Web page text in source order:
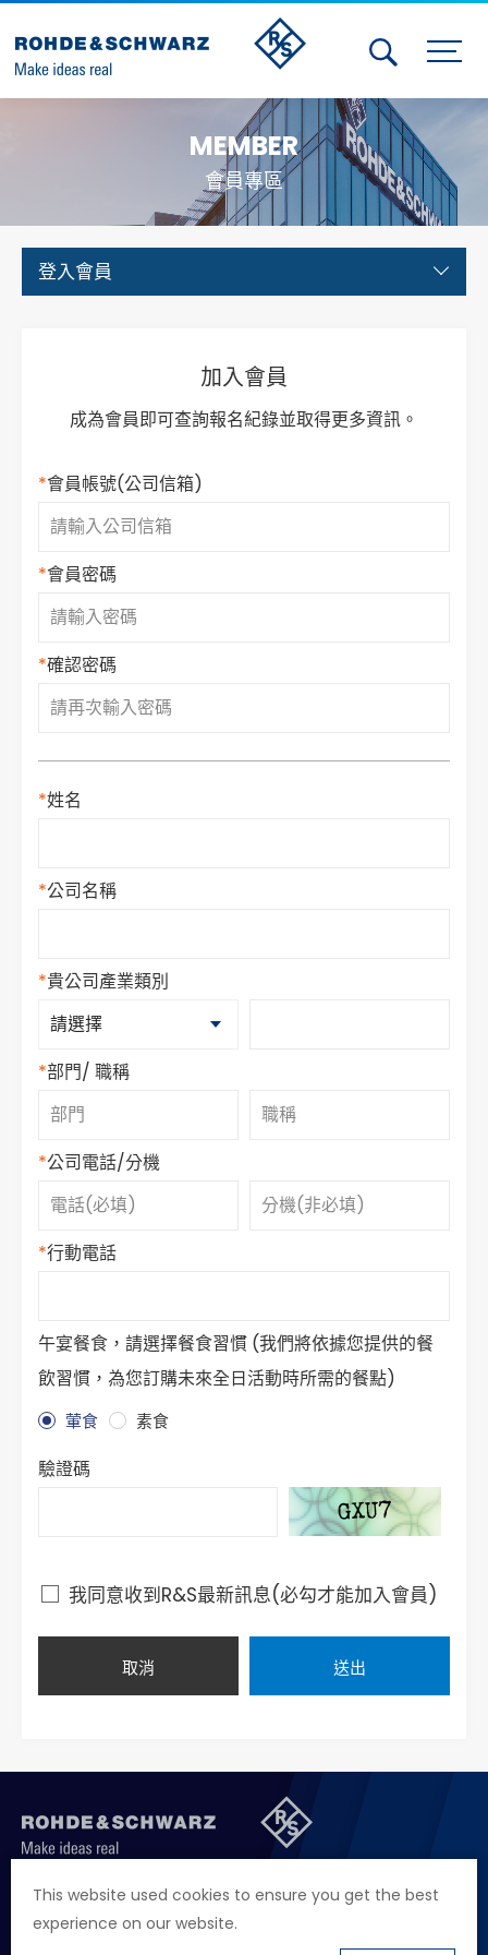
This website used cookies to ensure you get the best
experience on our website.
Calendar
Test and Measurement
Aerospace | Defense | Security
Broadcast and Media
Cybersecurity
MEMBER
會員專區
登入會員
加入會員
成為會員即可查詢報名紀錄並取得更多資訊。
*會員帳號(公司信箱)
*會員密碼
*確認密碼
*姓名
*公司名稱
*貴公司產業類別
*部門/ 職稱
*公司電話/分機
*行動電話
午宴餐食，請選擇餐食習慣 (我們將依據您提供的餐
飲習慣，為您訂購未來全日活動時所需的餐點)
葷食 素食
驗證碼
我同意收到R&S最新訊息(必勾才能加入會員)
取消 送出
聯絡我們 徵才資訊 隱私權政策 網站聲明
地址
台北市114內湖區堤頂大道二段89號4樓